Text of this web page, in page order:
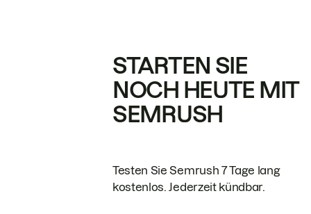
STARTEN SIE
NOCH HEUTE MIT
SEMRUSH
Testen Sie Semrush 7 Tage lang
kostenlos. Jederzeit kündbar.